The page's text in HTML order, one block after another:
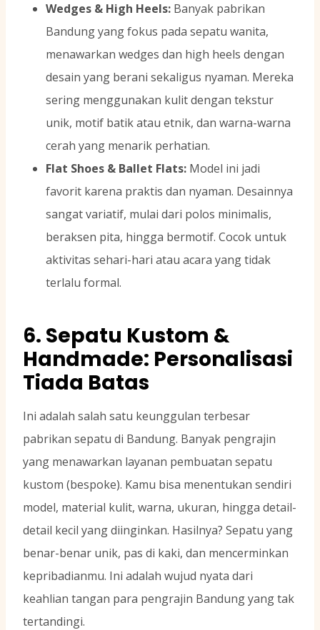
Wedges & High Heels: Banyak pabrikan
Bandung yang fokus pada sepatu wanita,
menawarkan wedges dan high heels dengan
desain yang berani sekaligus nyaman. Mereka
sering menggunakan kulit dengan tekstur
unik, motif batik atau etnik, dan warna-warna
cerah yang menarik perhatian.
Flat Shoes & Ballet Flats: Model ini jadi
favorit karena praktis dan nyaman. Desainnya
sangat variatif, mulai dari polos minimalis,
beraksen pita, hingga bermotif. Cocok untuk
aktivitas sehari-hari atau acara yang tidak
terlalu formal.
6. Sepatu Kustom &
Handmade: Personalisasi
Tiada Batas
Ini adalah salah satu keunggulan terbesar
pabrikan sepatu di Bandung. Banyak pengrajin
yang menawarkan layanan pembuatan sepatu
kustom (bespoke). Kamu bisa menentukan sendiri
model, material kulit, warna, ukuran, hingga detail-
detail kecil yang diinginkan. Hasilnya? Sepatu yang
benar-benar unik, pas di kaki, dan mencerminkan
kepribadianmu. Ini adalah wujud nyata dari
keahlian tangan para pengrajin Bandung yang tak
tertandingi.